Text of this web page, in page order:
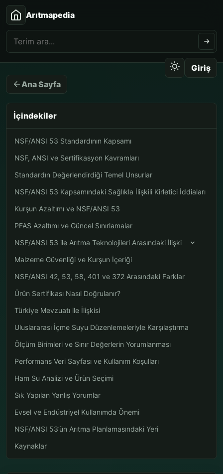
Arıtmapedia
Giriş
Ana Sayfa
İçindekiler
NSF/ANSI 53 Standardının Kapsamı
NSF, ANSI ve Sertifikasyon Kavramları
Standardın Değerlendirdiği Temel Unsurlar
NSF/ANSI 53 Kapsamındaki Sağlıkla İlişkili Kirletici İddiaları
Kurşun Azaltımı ve NSF/ANSI 53
PFAS Azaltımı ve Güncel Sınırlamalar
NSF/ANSI 53 ile Arıtma Teknolojileri Arasındaki İlişki
Malzeme Güvenliği ve Kurşun İçeriği
NSF/ANSI 42, 53, 58, 401 ve 372 Arasındaki Farklar
Ürün Sertifikası Nasıl Doğrulanır?
Türkiye Mevzuatı ile İlişkisi
Uluslararası İçme Suyu Düzenlemeleriyle Karşılaştırma
Ölçüm Birimleri ve Sınır Değerlerin Yorumlanması
Performans Veri Sayfası ve Kullanım Koşulları
Ham Su Analizi ve Ürün Seçimi
Sık Yapılan Yanlış Yorumlar
Evsel ve Endüstriyel Kullanımda Önemi
NSF/ANSI 53’ün Arıtma Planlamasındaki Yeri
Kaynaklar